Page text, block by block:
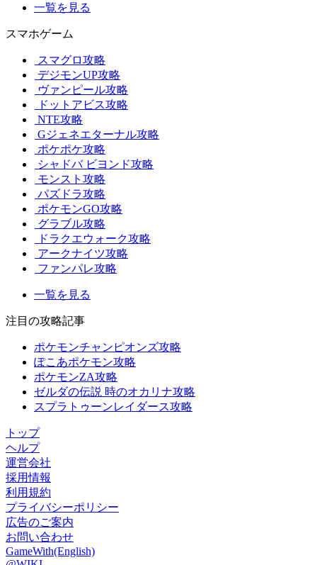
一覧を見る
スマホゲーム
スマグロ攻略
デジモンUP攻略
ヴァンピール攻略
ドットアビス攻略
NTE攻略
Gジェネエターナル攻略
ポケポケ攻略
シャドバ ビヨンド攻略
モンスト攻略
パズドラ攻略
ポケモンGO攻略
グラブル攻略
ドラクエウォーク攻略
アークナイツ攻略
ファンパレ攻略
一覧を見る
注目の攻略記事
ポケモンチャンピオンズ攻略
ぽこあポケモン攻略
ポケモンZA攻略
ゼルダの伝説 時のオカリナ攻略
スプラトゥーンレイダース攻略
トップ
ヘルプ
運営会社
採用情報
利用規約
プライバシーポリシー
広告のご案内
お問い合わせ
GameWith(English)